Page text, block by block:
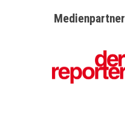
Medienpartner